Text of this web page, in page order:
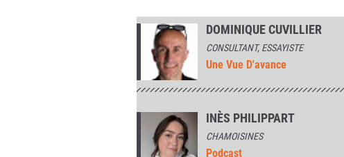
DOMINIQUE CUVILLIER
CONSULTANT, ESSAYISTE
Une Vue D'avance
INÈS PHILIPPART
CHAMOISINES
Podcast